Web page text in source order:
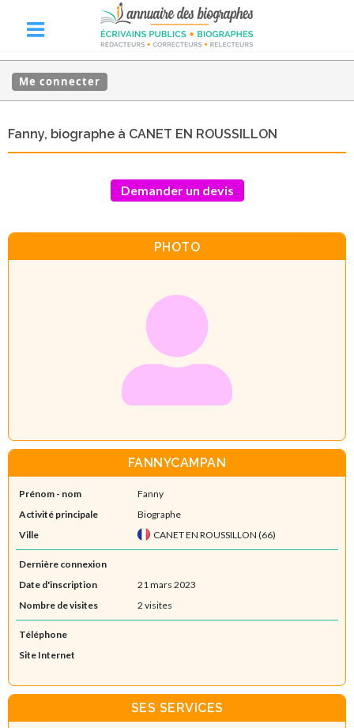
Me connecter
Fanny, biographe à CANET EN ROUSSILLON
Demander un devis
PHOTO
FANNYCAMPAN
Prénom - nom
Fanny
Activité principale
Biographe
Ville
CANET EN ROUSSILLON (66)
Dernière connexion
Date d'inscription
21 mars 2023
Nombre de visites
2 visites
Téléphone
Site Internet
SES SERVICES